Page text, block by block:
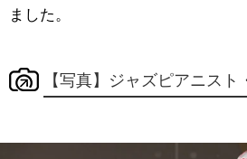
ました。
【写真】ジャズピアニス